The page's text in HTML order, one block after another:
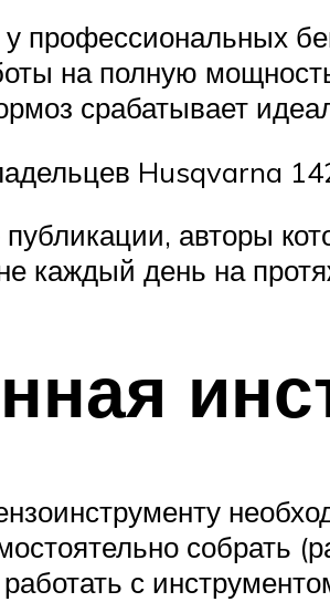
профессиональных
на полную
срабатывает
Husqvarna
авторы
каждый день на
собрать
с